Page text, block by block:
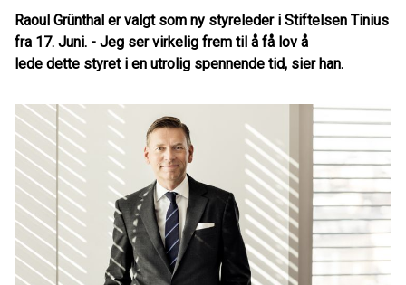
Raoul Grünthal er valgt som ny styreleder i Stiftelsen Tinius
fra 17. Juni. - Jeg ser virkelig frem til å få lov å
lede dette styret i en utrolig spennende tid, sier han.